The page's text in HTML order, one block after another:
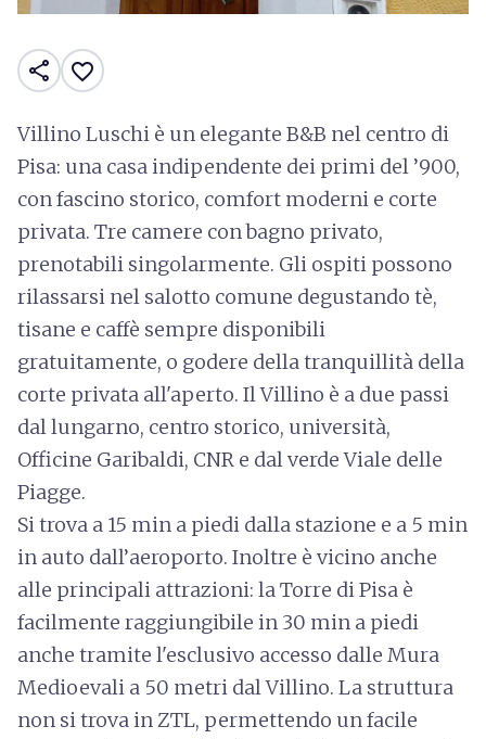
share favorite_border
Villino Luschi è un elegante B&B nel centro di
Pisa: una casa indipendente dei primi del ’900,
con fascino storico, comfort moderni e corte
privata. Tre camere con bagno privato,
prenotabili singolarmente. Gli ospiti possono
rilassarsi nel salotto comune degustando tè,
tisane e caffè sempre disponibili
gratuitamente, o godere della tranquillità della
corte privata all'aperto. Il Villino è a due passi
dal lungarno, centro storico, università,
Officine Garibaldi, CNR e dal verde Viale delle
Piagge.
Si trova a 15 min a piedi dalla stazione e a 5 min
in auto dall’aeroporto. Inoltre è vicino anche
alle principali attrazioni: la Torre di Pisa è
facilmente raggiungibile in 30 min a piedi
anche tramite l'esclusivo accesso dalle Mura
Medioevali a 50 metri dal Villino. La struttura
non si trova in ZTL, permettendo un facile